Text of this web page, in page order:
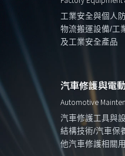
工業安全與個人
物流搬運設備/工
及工業安全產品
汽車修護與電
Automotive
汽車修護工具與
結構技術/汽車保
他汽車修護相關